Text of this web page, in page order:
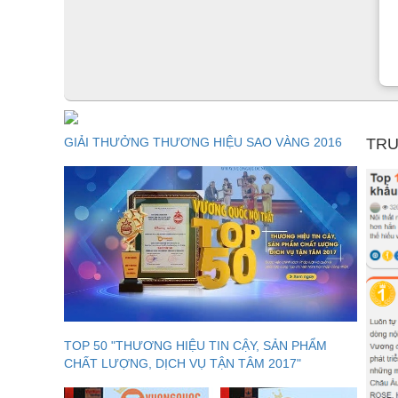
GIẢI THƯỞNG THƯƠNG HIỆU SAO VÀNG 2016
TOP 50 "THƯƠNG HIỆU TIN CẬY, SẢN PHẨM
CHẤT LƯỢNG, DỊCH VỤ TẬN TÂM 2017"